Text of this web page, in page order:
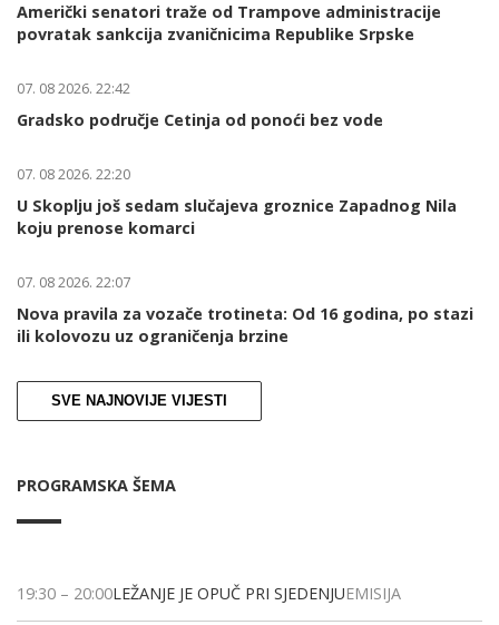
Američki senatori traže od Trampove administracije
povratak sankcija zvaničnicima Republike Srpske
07. 08 2026. 22:42
Gradsko područje Cetinja od ponoći bez vode
07. 08 2026. 22:20
U Skoplju još sedam slučajeva groznice Zapadnog Nila
koju prenose komarci
07. 08 2026. 22:07
Nova pravila za vozače trotineta: Od 16 godina, po stazi
ili kolovozu uz ograničenja brzine
SVE NAJNOVIJE VIJESTI
PROGRAMSKA ŠEMA
19:30 – 20:00LEŽANJE JE OPUČ PRI SJEDENJUEMISIJA